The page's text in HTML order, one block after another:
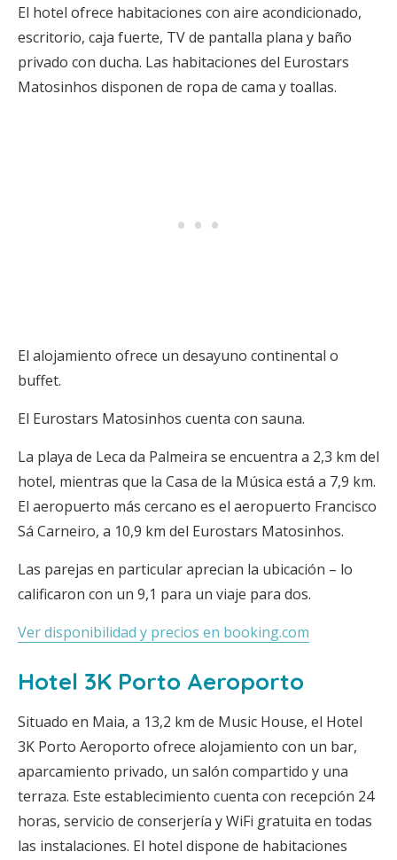
El hotel ofrece habitaciones con aire acondicionado,
escritorio, caja fuerte, TV de pantalla plana y baño
privado con ducha. Las habitaciones del Eurostars
Matosinhos disponen de ropa de cama y toallas.
El alojamiento ofrece un desayuno continental o
buffet.
El Eurostars Matosinhos cuenta con sauna.
La playa de Leca da Palmeira se encuentra a 2,3 km del
hotel, mientras que la Casa de la Música está a 7,9 km.
El aeropuerto más cercano es el aeropuerto Francisco
Sá Carneiro, a 10,9 km del Eurostars Matosinhos.
Las parejas en particular aprecian la ubicación – lo
calificaron con un 9,1 para un viaje para dos.
Ver disponibilidad y precios en booking.com
Hotel 3K Porto Aeroporto
Situado en Maia, a 13,2 km de Music House, el Hotel
3K Porto Aeroporto ofrece alojamiento con un bar,
aparcamiento privado, un salón compartido y una
terraza. Este establecimiento cuenta con recepción 24
horas, servicio de conserjería y WiFi gratuita en todas
las instalaciones. El hotel dispone de habitaciones